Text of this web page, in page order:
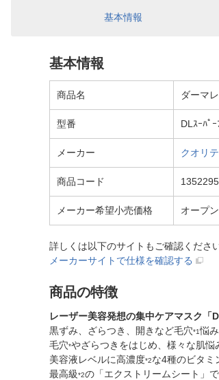
基本情報
基本情報
商品名 ダーマ
型番 DLｽｰﾊﾟｰ
メーカー クオリ
商品コード
メーカー希望小売価格 オープ
詳しくは以下のサイトもご確認ください
メーカーサイトで仕様を確認する
商品の特徴
レーザー美容発想の集中ケアマスク「
黒ずみ、ざらつき、開きなど毛穴*1悩
毛穴*やざらつきをはじめ、様々な肌悩
美容液レベルに高濃度*2な4種のビタミ
最高級*2の「エクストリームシート」